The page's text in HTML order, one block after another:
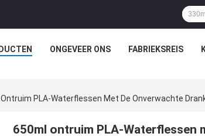
ONGEVEER ONS FABRIEKSREIS
PLA-Waterflessen Met De Onverwachte
650ml ontruim PLA-Waterflessen